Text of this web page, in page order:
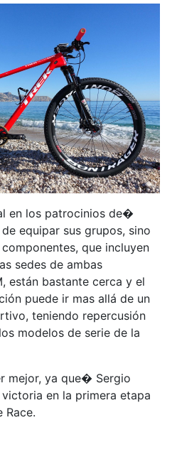
en los patrocinios de�
equipar sus grupos, sino
que incluyen
sedes de ambas
están bastante cerca y el
puede ir mas allá de un
teniendo repercusión
modelos de serie de la
mejor, ya que� Sergio
en la primera etapa
Race.